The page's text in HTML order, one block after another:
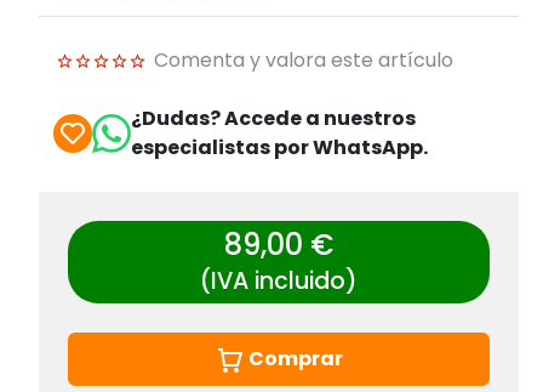
Comenta y valora este artículo
¿Dudas? Accede a nuestros
especialistas por WhatsApp.
89,00 €
(IVA incluido)
Comprar